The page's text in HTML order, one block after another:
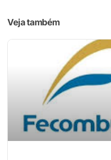
Veja também